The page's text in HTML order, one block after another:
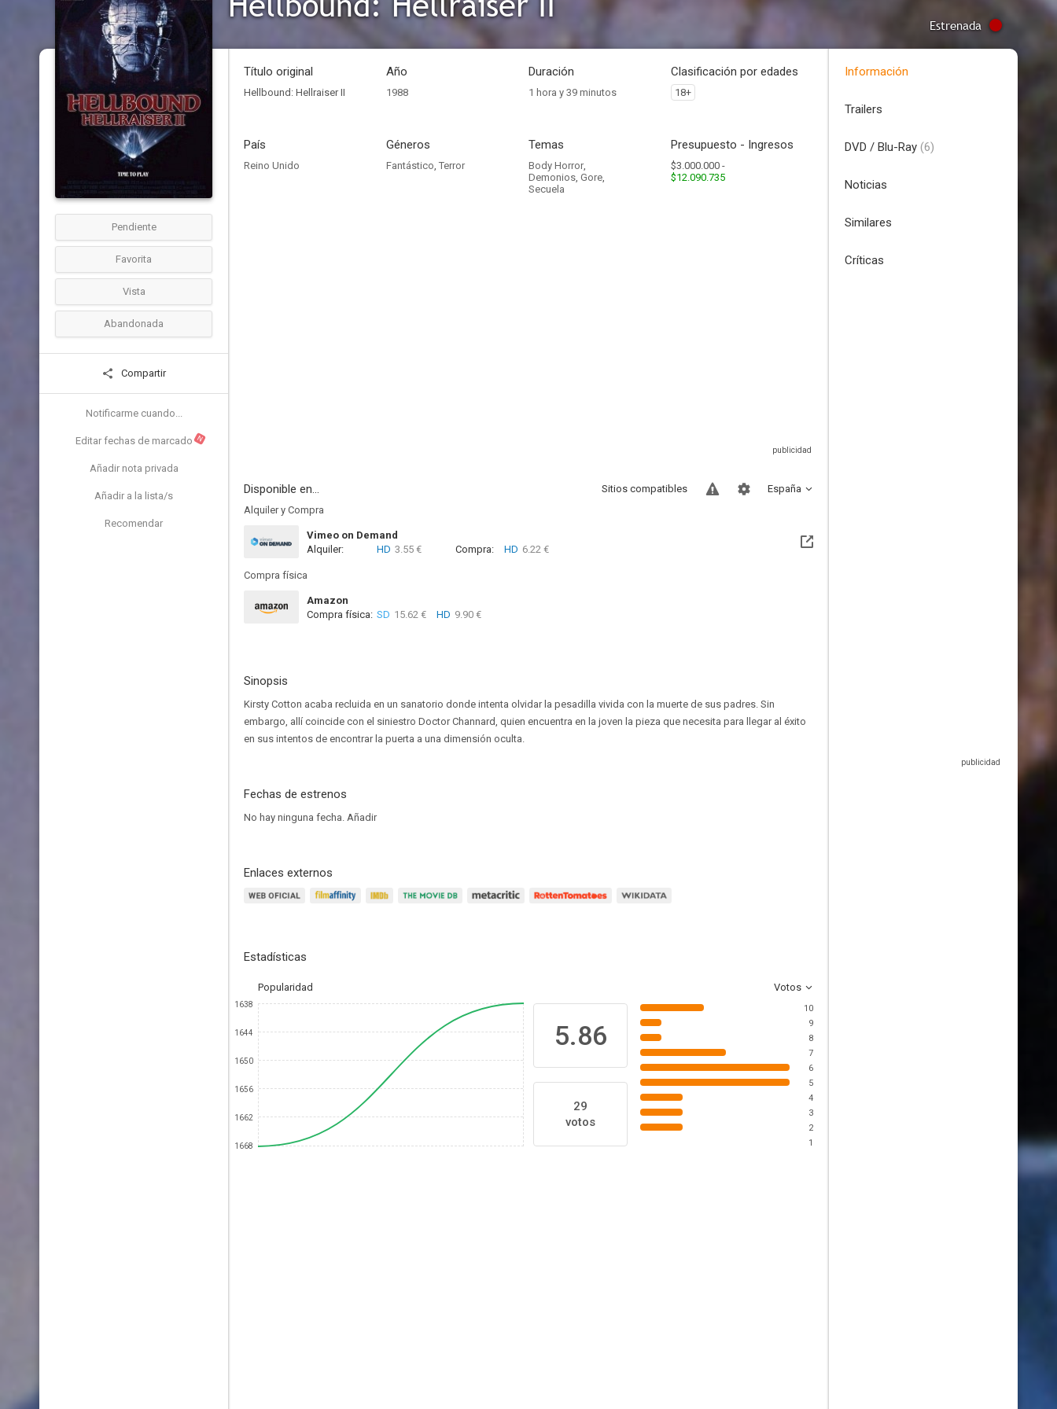
Estrenada
Pendiente
Favorita
Vista
Abandonada
Compartir
Notificarme cuando...
Editar fechas de marcado N
Añadir nota privada
Añadir a la lista/s
Recomendar
Título original
Hellbound: Hellraiser II
Año
1988
Duración
1 hora y 39 minutos
Clasificación por edades
18+
País
Reino Unido
Géneros
Fantástico, Terror
Temas
Body Horror,
Demonios, Gore,
Secuela
Presupuesto - Ingresos
$3.000.000 -
$12.090.735
Disponible en... España
Sitios compatibles
Alquiler y Compra
Vimeo on Demand
Alquiler:
HD 3.55 € Compra: HD 6.22 €
Compra física
Amazon
Compra física: SD 15.62 € HD 9.90 €
Sinopsis
Kirsty Cotton acaba recluida en un sanatorio donde intenta olvidar la pesadilla vivida con la muerte de sus padres. Sin
embargo, allí coincide con el siniestro Doctor Channard, quien encuentra en la joven la pieza que necesita para llegar al éxito
en sus intentos de encontrar la puerta a una dimensión oculta.
Fechas de estrenos
No hay ninguna fecha. Añadir
Enlaces externos
Estadísticas
Popularidad Votos
1638
1644
1650
1656
1662
1668
5.86
29
votos
10
9
8
7
6
5
4
3
2
1
Información
Trailers
DVD / Blu-Ray (6)
Noticias
Similares
Críticas